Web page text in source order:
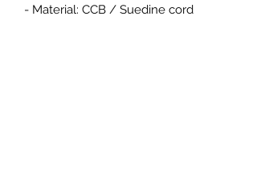
- Material: CCB / Suedine cord